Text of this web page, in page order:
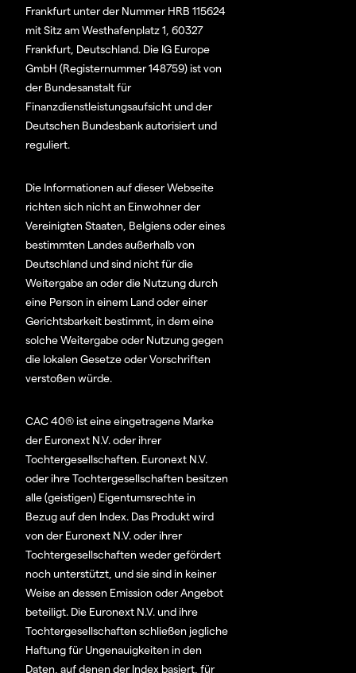
Frankfurt unter der Nummer HRB 115624
mit Sitz am Westhafenplatz 1, 60327
Frankfurt, Deutschland. Die IG Europe
GmbH (Registernummer 148759) ist von
der Bundesanstalt für
Finanzdienstleistungsaufsicht und der
Deutschen Bundesbank autorisiert und
reguliert.
Die Informationen auf dieser Webseite
richten sich nicht an Einwohner der
Vereinigten Staaten, Belgiens oder eines
bestimmten Landes außerhalb von
Deutschland und sind nicht für die
Weitergabe an oder die Nutzung durch
eine Person in einem Land oder einer
Gerichtsbarkeit bestimmt, in dem eine
solche Weitergabe oder Nutzung gegen
die lokalen Gesetze oder Vorschriften
verstoßen würde.
CAC 40® ist eine eingetragene Marke
der Euronext N.V. oder ihrer
Tochtergesellschaften. Euronext N.V.
oder ihre Tochtergesellschaften besitzen
alle (geistigen) Eigentumsrechte in
Bezug auf den Index. Das Produkt wird
von der Euronext N.V. oder ihrer
Tochtergesellschaften weder gefördert
noch unterstützt, und sie sind in keiner
Weise an dessen Emission oder Angebot
beteiligt. Die Euronext N.V. und ihre
Tochtergesellschaften schließen jegliche
Haftung für Ungenauigkeiten in den
Daten, auf denen der Index basiert, für